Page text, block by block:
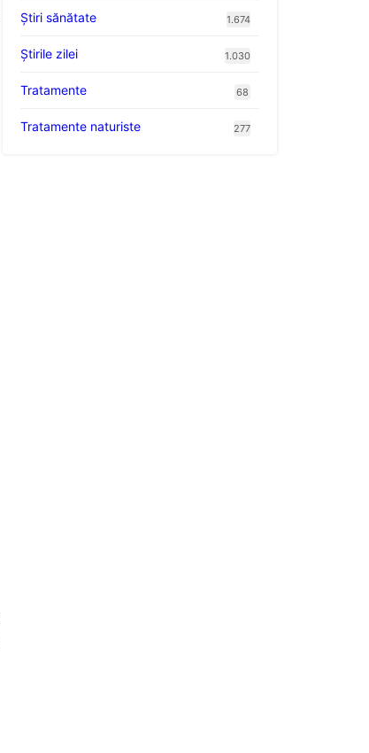
Ştiri sănătate 1.674
Știrile zilei 1.030
Tratamente 68
Tratamente naturiste 277